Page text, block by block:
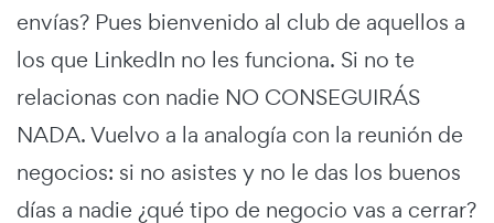
envías? Pues bienvenido al club de aquellos a
los que LinkedIn no les funciona. Si no te
relacionas con nadie NO CONSEGUIRÁS
NADA. Vuelvo a la analogía con la reunión de
negocios: si no asistes y no le das los buenos
días a nadie ¿qué tipo de negocio vas a cerrar?